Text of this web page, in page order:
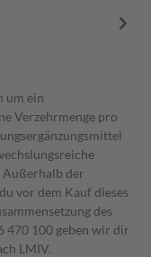
um ein
Verzehrmenge pro
Außerhalb der
vor dem Kauf dieses
des
470 100 geben wir dir
LMIV.